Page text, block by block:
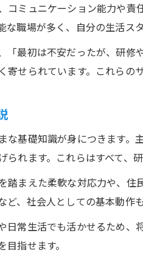
コミュニケーション能力や
職場が多く、自分の生活ス
「最初は不安だったが、研
せられています。これらの
基礎知識が身につきます
れます。これらはすべて、
まえた柔軟な対応力や、
、社会人としての基本動作
日常生活でも活かせるため
指せます。